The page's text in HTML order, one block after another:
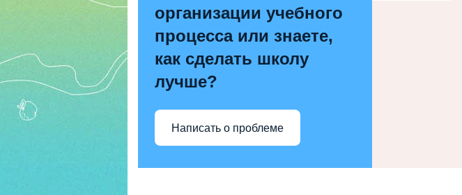
организации учебного
процесса или знаете,
как сделать школу
лучше?
Написать о проблеме